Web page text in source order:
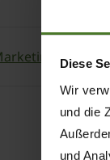
Diese
Wir
und die
und
Cookies